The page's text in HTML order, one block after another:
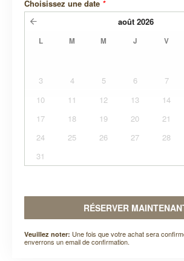
Choisissez une date *
août 2026
L M M J V
3
4 5 6 7
10
11 12 13 14
17
18 19 20 21
24
25 26 27 28
31
RÉSERVER
Veuillez noter: Une fois que votre achat sera
enverrons un email de confirmation.